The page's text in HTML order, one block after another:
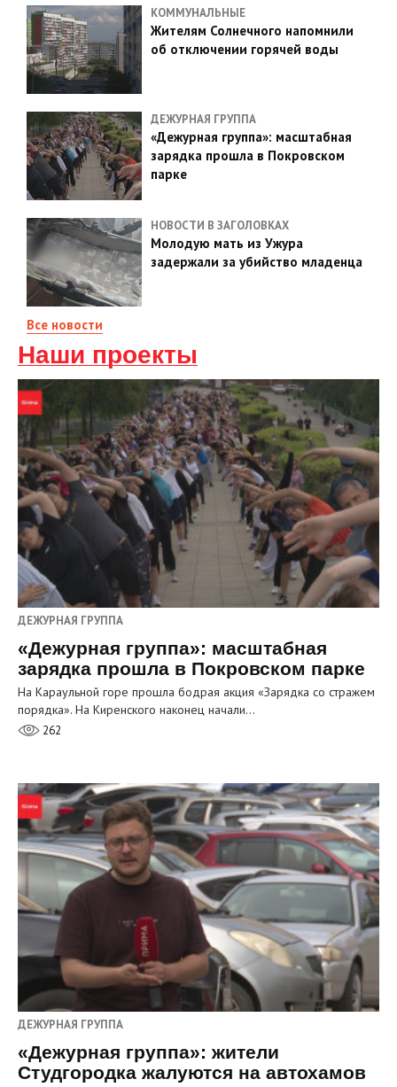
КОММУНАЛЬНЫЕ
Жителям Солнечного напомнили
об отключении горячей воды
ДЕЖУРНАЯ ГРУППА
«Дежурная группа»: масштабная
зарядка прошла в Покровском
парке
НОВОСТИ В ЗАГОЛОВКАХ
Молодую мать из Ужура
задержали за убийство младенца
Все новости
Наши проекты
ДЕЖУРНАЯ ГРУППА
«Дежурная группа»: масштабная
зарядка прошла в Покровском парке
На Караульной горе прошла бодрая акция «Зарядка со стражем
порядка». На Киренского наконец начали…
262
ДЕЖУРНАЯ ГРУППА
«Дежурная группа»: жители
Студгородка жалуются на автохамов